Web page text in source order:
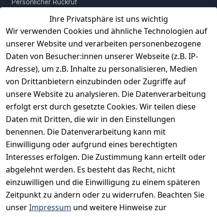
Ihre Privatsphäre ist uns wichtig
Wir verwenden Cookies und ähnliche Technologien auf
unserer Website und verarbeiten personenbezogene
Daten von Besucher:innen unserer Webseite (z.B. IP-
Adresse), um z.B. Inhalte zu personalisieren, Medien
von Drittanbietern einzubinden oder Zugriffe auf
unsere Website zu analysieren. Die Datenverarbeitung
erfolgt erst durch gesetzte Cookies. Wir teilen diese
Daten mit Dritten, die wir in den Einstellungen
benennen. Die Datenverarbeitung kann mit
Einwilligung oder aufgrund eines berechtigten
Interesses erfolgen. Die Zustimmung kann erteilt oder
abgelehnt werden. Es besteht das Recht, nicht
einzuwilligen und die Einwilligung zu einem späteren
Zeitpunkt zu ändern oder zu widerrufen. Beachten Sie
unserImpressum und weitere Hinweise zur
Persönlicher Rückruf
Erfahrungen
Vertrag widerrufen
INFORMATIONEN
Widerrufsrecht
Datenschutz
Unser Unternehmen
Charity & Wohltätigkeit
BESUCHE UNS